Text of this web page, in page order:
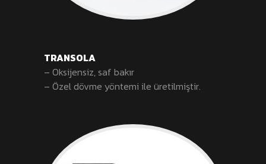
TRANSOLA
– Oksijensiz, saf bakır
– Özel dövme yöntemi ile üretilmiştir.